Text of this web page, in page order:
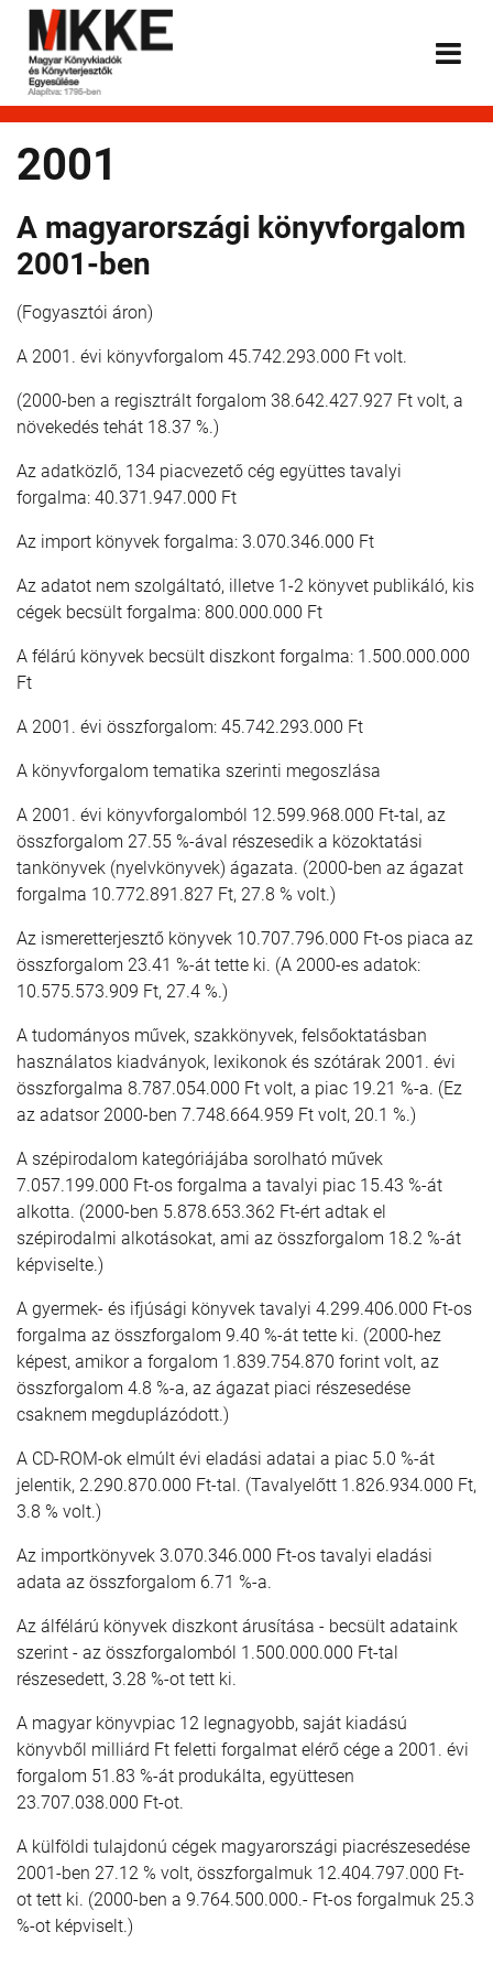
2001
A magyarországi könyvforgalom
2001-ben
(Fogyasztói áron)
A 2001. évi könyvforgalom 45.742.293.000 Ft volt.
(2000-ben a regisztrált forgalom 38.642.427.927 Ft volt, a
növekedés tehát 18.37 %.)
Az adatközlő, 134 piacvezető cég együttes tavalyi
forgalma: 40.371.947.000 Ft
Az import könyvek forgalma: 3.070.346.000 Ft
Az adatot nem szolgáltató, illetve 1-2 könyvet publikáló, kis
cégek becsült forgalma: 800.000.000 Ft
A félárú könyvek becsült diszkont forgalma: 1.500.000.000
Ft
A 2001. évi összforgalom: 45.742.293.000 Ft
A könyvforgalom tematika szerinti megoszlása
A 2001. évi könyvforgalomból 12.599.968.000 Ft-tal, az
összforgalom 27.55 %-ával részesedik a közoktatási
tankönyvek (nyelvkönyvek) ágazata. (2000-ben az ágazat
forgalma 10.772.891.827 Ft, 27.8 % volt.)
Az ismeretterjesztő könyvek 10.707.796.000 Ft-os piaca az
összforgalom 23.41 %-át tette ki. (A 2000-es adatok:
10.575.573.909 Ft, 27.4 %.)
A tudományos művek, szakkönyvek, felsőoktatásban
használatos kiadványok, lexikonok és szótárak 2001. évi
összforgalma 8.787.054.000 Ft volt, a piac 19.21 %-a. (Ez
az adatsor 2000-ben 7.748.664.959 Ft volt, 20.1 %.)
A szépirodalom kategóriájába sorolható művek
7.057.199.000 Ft-os forgalma a tavalyi piac 15.43 %-át
alkotta. (2000-ben 5.878.653.362 Ft-ért adtak el
szépirodalmi alkotásokat, ami az összforgalom 18.2 %-át
képviselte.)
A gyermek- és ifjúsági könyvek tavalyi 4.299.406.000 Ft-os
forgalma az összforgalom 9.40 %-át tette ki. (2000-hez
képest, amikor a forgalom 1.839.754.870 forint volt, az
összforgalom 4.8 %-a, az ágazat piaci részesedése
csaknem megduplázódott.)
A CD-ROM-ok elmúlt évi eladási adatai a piac 5.0 %-át
jelentik, 2.290.870.000 Ft-tal. (Tavalyelőtt 1.826.934.000 Ft,
3.8 % volt.)
Az importkönyvek 3.070.346.000 Ft-os tavalyi eladási
adata az összforgalom 6.71 %-a.
Az álfélárú könyvek diszkont árusítása - becsült adataink
szerint - az összforgalomból 1.500.000.000 Ft-tal
részesedett, 3.28 %-ot tett ki.
A magyar könyvpiac 12 legnagyobb, saját kiadású
könyvből milliárd Ft feletti forgalmat elérő cége a 2001. évi
forgalom 51.83 %-át produkálta, együttesen
23.707.038.000 Ft-ot.
A külföldi tulajdonú cégek magyarországi piacrészesedése
2001-ben 27.12 % volt, összforgalmuk 12.404.797.000 Ft-
ot tett ki. (2000-ben a 9.764.500.000.- Ft-os forgalmuk 25.3
%-ot képviselt.)